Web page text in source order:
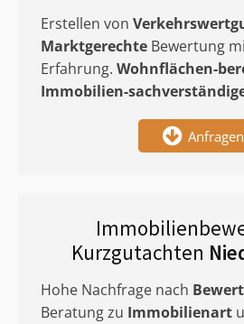
Erstellen von
Marktgerechte Bewertung
Erfahrung. Wohnflächen-
Immobilien-
Anfragen
Kurzgutachten
Hohe Nachfrage nach
Beratung zu Immobilienart